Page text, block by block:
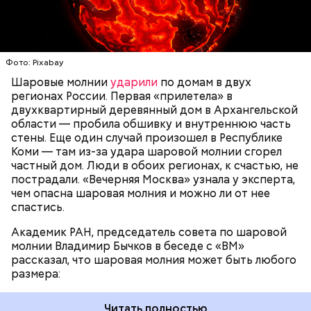
Фото: Pixabay
Шаровые молнииударили по домам в двух
регионах России. Первая «прилетела» в
двухквартирный деревянный дом в Архангельской
области — пробила обшивку и внутреннюю часть
стены. Еще один случай произошел в Республике
Коми — там из-за удара шаровой молнии сгорел
частный дом. Люди в обоих регионах, к счастью, не
пострадали. «Вечерняя Москва» узнала у эксперта,
чем опасна шаровая молния и можно ли от нее
спастись.
Академик РАН, председатель совета по шаровой
молнии Владимир Бычков в беседе с «ВМ»
рассказал, что шаровая молния может быть любого
размера:
доходить до нескольких метров. Шаровая молния
проходит и через стекла, даже часто не оставляя
следов. Она как капля стекает, растекается. Может
и в окно влезть, причем в двухметровое.
Сжимается, как воздушный шар, и проходит.
УЧЕНЫЕ МОЛНИИ ПОГОДА
По его словам, солдаты не знали о масштабах
трагедии. Подобных аварий раньше не случалось.
Поэтому он не испытывал страха.